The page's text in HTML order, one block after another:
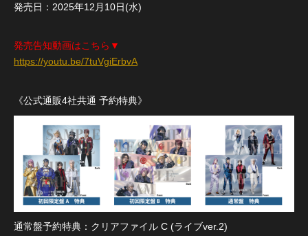
発売日：2025年12月10日(水)
発売告知動画はこちら▼
https://youtu.be/7tuVgiErbvA
《公式通販4社共通 予約特典》
通常盤予約特典：クリアファイル C (ライブver.2)